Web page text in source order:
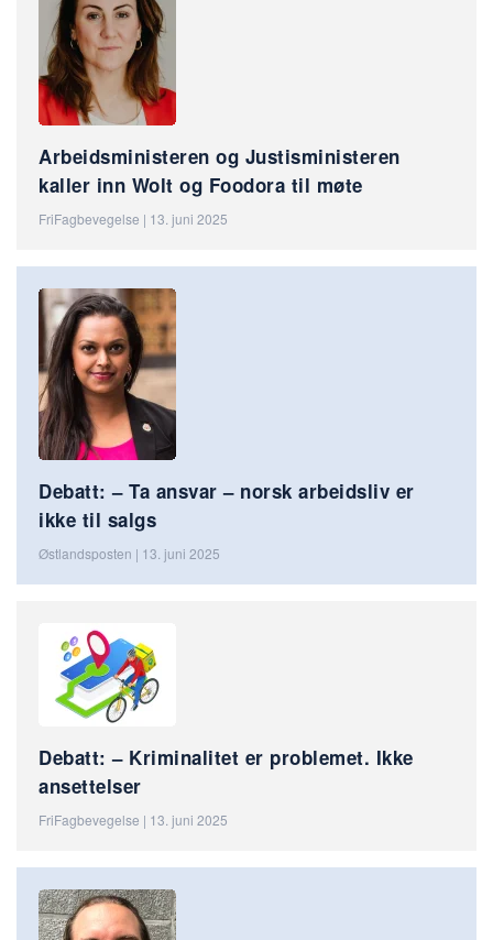
Arbeidsministeren og Justisministeren
kaller inn Wolt og Foodora til møte
FriFagbevegelse | 13. juni 2025
Debatt: – Ta ansvar – norsk arbeidsliv er
ikke til salgs
Østlandsposten | 13. juni 2025
Debatt: – Kriminalitet er problemet. Ikke
ansettelser
FriFagbevegelse | 13. juni 2025